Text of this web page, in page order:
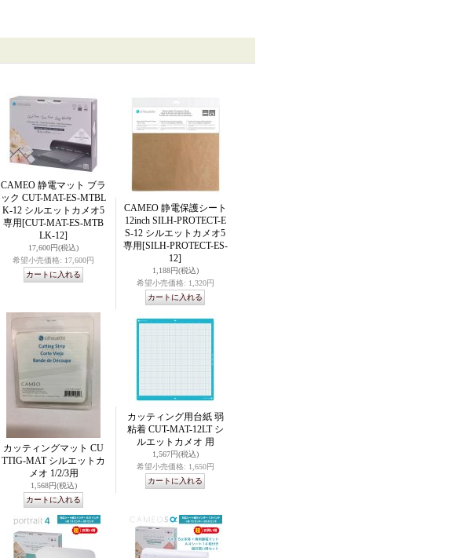
CAMEO 静電マット ブラ
ック CUT-MAT-ES-MTBL
K-12 シルエットカメオ5
専用 [CUT-MAT-ES-MTB
LK-12]
17,600円(税込)
希望小売価格: 17,600円
CAMEO 静電保護シート
12inch SILH-PROTECT-E
S-12 シルエットカメオ5
専用 [SILH-PROTECT-ES-
12]
1,188円(税込)
希望小売価格: 1,320円
カッティングマット CU
TTIG-MAT シルエットカ
メオ 1/2/3用
1,568円(税込)
カッティング用台紙 弱
粘着 CUT-MAT-12LT シ
ルエットカメオ 用
1,567円(税込)
希望小売価格: 1,650円